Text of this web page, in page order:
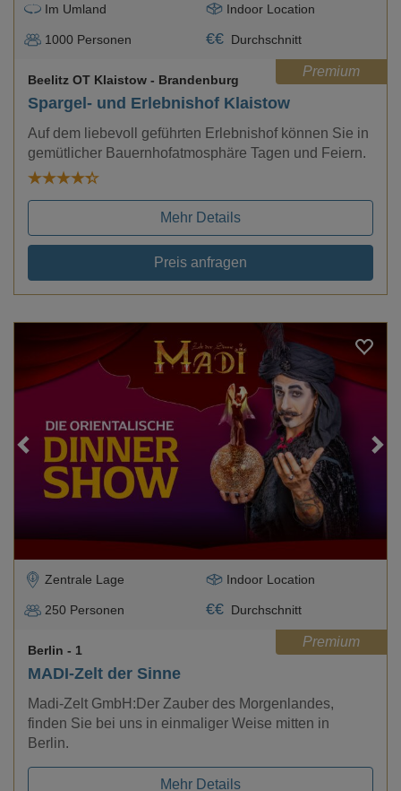
Im Umland Indoor Location
1000 Personen €€ Durchschnitt
Premium
Spargel- und Erlebnishof Klaistow
Beelitz OT Klaistow - Brandenburg
Auf dem liebevoll geführten Erlebnishof können Sie in
gemütlicher Bauernhofatmosphäre Tagen und Feiern.
Mehr Details
Preis anfragen
Zentrale Lage Indoor Location
250 Personen €€ Durchschnitt
Premium
MADI-Zelt der Sinne
Berlin - 1
Madi-Zelt GmbH:Der Zauber des Morgenlandes,
finden Sie bei uns in einmaliger Weise mitten in
Berlin.
Mehr Details